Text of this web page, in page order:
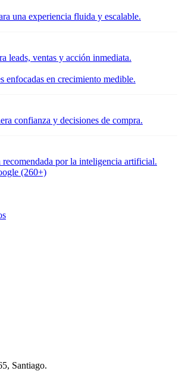
una experiencia fluida y escalable.
leads, ventas y acción inmediata.
enfocadas en crecimiento medible.
confianza y decisiones de compra.
recomendada por la inteligencia artificial.
(260+)
Santiago.